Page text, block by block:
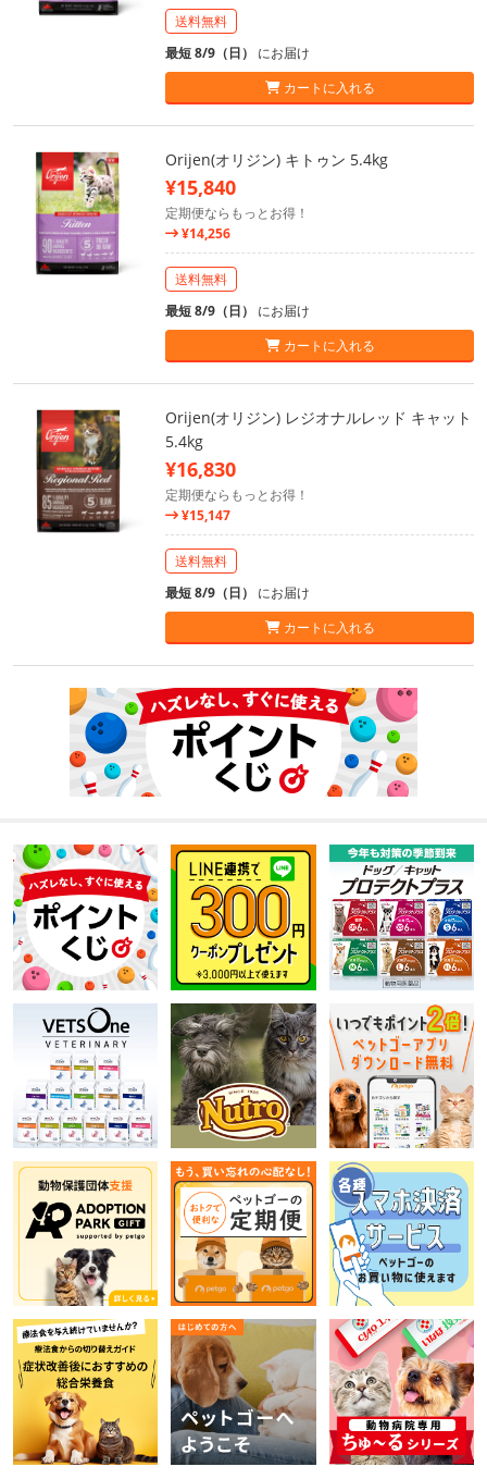
送料無料
最短 8/9（日） にお届け
カートに入れる
Orijen(オリジン) キトゥン 5.4kg
¥15,840
定期便ならもっとお得！
¥14,256
送料無料
最短 8/9（日） にお届け
カートに入れる
Orijen(オリジン) レジオナルレッド キャット
5.4kg
¥16,830
定期便ならもっとお得！
¥15,147
送料無料
最短 8/9（日） にお届け
カートに入れる